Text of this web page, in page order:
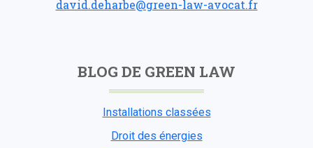
david.deharbe@green-law-avocat.fr
BLOG DE GREEN LAW
Installations classées
Droit des énergies